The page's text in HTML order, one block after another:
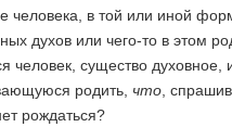
человека, в той или иной
духов или чего-то в этом
человек, существо духовное,
родить, что ,
рождаться?